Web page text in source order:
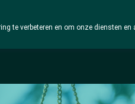
te verbeteren en om onze diensten